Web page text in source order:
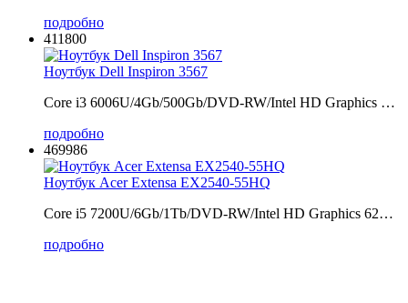
подробно
411800
Ноутбук Dell Inspiron 3567
Core i3 6006U/4Gb/500Gb/DVD-RW/Intel HD Graphics …
подробно
469986
Ноутбук Acer Extensa EX2540-55HQ
Core i5 7200U/6Gb/1Tb/DVD-RW/Intel HD Graphics 62…
подробно